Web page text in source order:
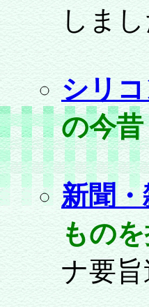
しま
シリ
の今
新聞
もの
ナ要旨